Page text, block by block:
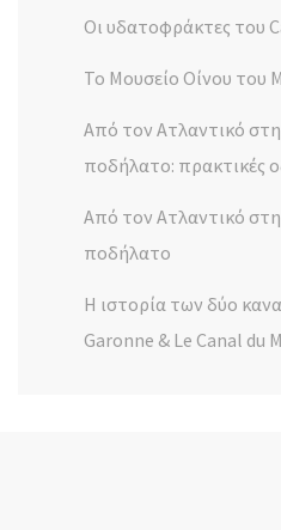
Οι υδατοφράκτες του
Το Μουσείο Οίνου του
Από τον Ατλαντικό
ποδήλατο: πρακτικές
Από τον Ατλαντικό
ποδήλατο
Η ιστορία των δύο
Garonne & Le Canal du